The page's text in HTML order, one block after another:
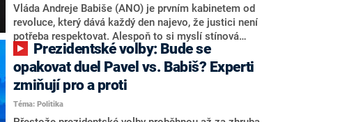
o případné kandidatuře kohokoliv ze zmíněné trojice
značně pochybuje. Podle něj současná koalice dosud
nemá osobu, která by Pavlovi mohla konkurovat.
Vláda Andreje Babiše (ANO) je prvním kabinetem od
revoluce, který dává každý den najevo, že justici není
potřeba respektovat. Alespoň to si myslí stínová
ministryně spravedlnosti ODS Eva Decroix. V
rozhovoru pro CNN Prima NEWS si nebrala servítky
ohledně politického výkonu svého nástupce Jeronýma
Tejce (za ANO) či vládní zmocněnkyně pro lidská
práva Taťány Malé (ANO). Označením „svoloč“ na
opakovat duel Pavel vs. Babiš? Experti
zmiňují pro a proti
Téma: Politika